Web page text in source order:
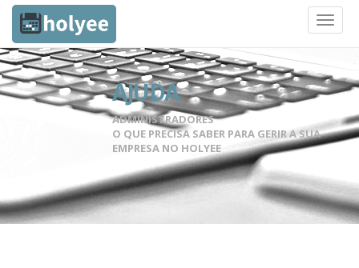
AJUDA
ADMINISTRADORES
O QUE PRECISA SABER PARA GERIR A SUA
EMPRESA NO HOLYEE